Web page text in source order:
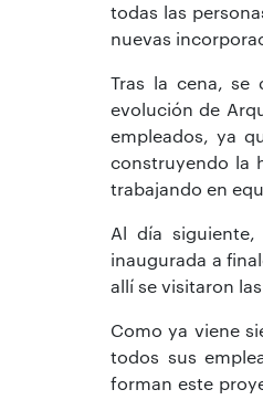
todas las
nuevas
Tras la cena, se
evolución de
empleados, ya
construyendo la
trabajando en
Al día
inaugurada a
allí se visitaron
Como ya viene
todos sus
forman este